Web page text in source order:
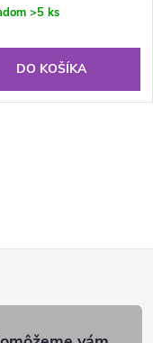
>5 ks
DO KOŠÍKA